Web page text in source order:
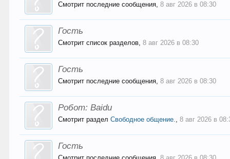
Смотрит последние сообщения,8 авг 2026 в 08:30
Гость
Смотрит список разделов,8 авг 2026 в 08:30
Гость
Смотрит последние сообщения,8 авг 2026 в 08:30
Робот:Baidu
Смотрит разделСвободное общение.,8 авг 2026 в
Гость